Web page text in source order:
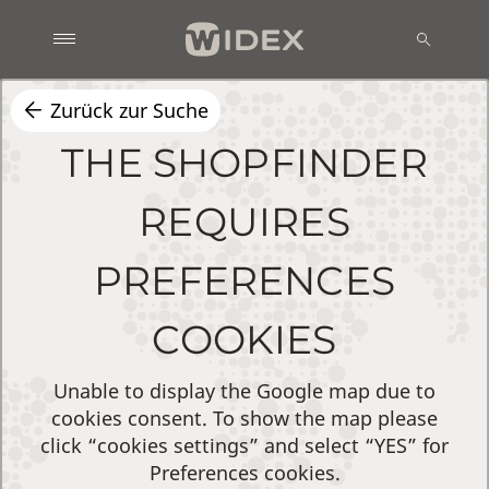
Zurück zur Suche
THE SHOPFINDER
REQUIRES
PREFERENCES
COOKIES
Unable to display the Google map due to
cookies consent. To show the map please
click “cookies settings” and select “YES” for
Preferences cookies.